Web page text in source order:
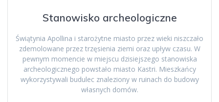
Stanowisko archeologiczne
Świątynia Apollina i starożytne miasto przez wieki niszczało
zdemolowane przez trzęsienia ziemi oraz upływ czasu. W
pewnym momencie w miejscu dzisiejszego stanowiska
archeologicznego powstało miasto Kastri. Mieszkańcy
wykorzystywali budulec znaleziony w ruinach do budowy
własnych domów.